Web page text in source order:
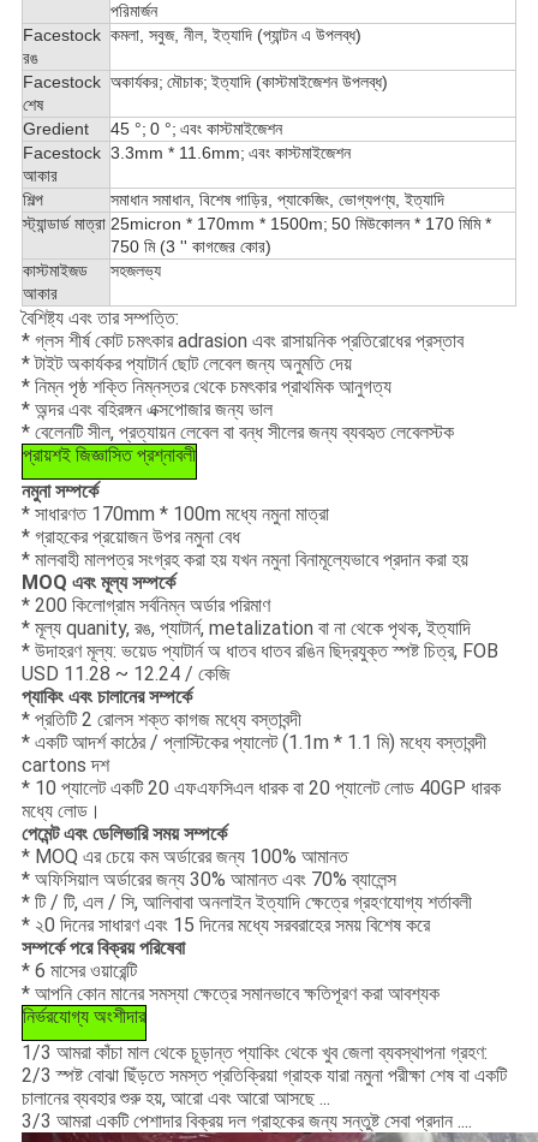
পরিমার্জন
Facestock
রঙ
কমলা, সবুজ, নীল, ইত্যাদি (প্যান্টন এ উপলব্ধ)
Facestock
শেষ
অকার্যকর; মৌচাক; ইত্যাদি (কাস্টমাইজেশন উপলব্ধ)
Gredient 45 °; 0 °; এবং কাস্টমাইজেশন
Facestock
আকার
3.3mm * 11.6mm; এবং কাস্টমাইজেশন
শিল্প
সমাধান সমাধান, বিশেষ গাড়ির, প্যাকেজিং, ভোগ্যপণ্য, ইত্যাদি
স্ট্যান্ডার্ড মাত্রা 25micron * 170mm * 1500m; 50 মিউকোলন * 170 মিমি *
750 মি (3 '' কাগজের কোর)
কাস্টমাইজড
আকার
সহজলভ্য
বৈশিষ্ট্য এবং তার সম্পত্তি:
* গ্লস শীর্ষ কোট চমৎকার adrasion এবং রাসায়নিক প্রতিরোধের প্রস্তাব
* টাইট অকার্যকর প্যাটার্ন ছোট লেবেল জন্য অনুমতি দেয়
* নিম্ন পৃষ্ঠ শক্তি নিম্নস্তর থেকে চমৎকার প্রাথমিক আনুগত্য
* অন্দর এবং বহিরঙ্গন এক্সপোজার জন্য ভাল
* বেলেনটি সীল, প্রত্যায়ন লেবেল বা বন্ধ সীলের জন্য ব্যবহৃত লেবেলস্টক
প্রায়শই জিজ্ঞাসিত প্রশ্নাবলী
নমুনা সম্পর্কে
* সাধারণত 170mm * 100m মধ্যে নমুনা মাত্রা
* গ্রাহকের প্রয়োজন উপর নমুনা বেধ
* মালবাহী মালপত্র সংগ্রহ করা হয় যখন নমুনা বিনামূল্যেভাবে প্রদান করা হয়
MOQ এবং মূল্য সম্পর্কে
* 200 কিলোগ্রাম সর্বনিম্ন অর্ডার পরিমাণ
* মূল্য quanity, রঙ, প্যাটার্ন, metalization বা না থেকে পৃথক, ইত্যাদি
* উদাহরণ মূল্য: ভয়েড প্যাটার্ন অ ধাতব ধাতব রঙিন ছিদ্রযুক্ত স্পষ্ট চিত্র, FOB
USD 11.28 ~ 12.24 / কেজি
প্যাকিং এবং চালানের সম্পর্কে
* প্রতিটি 2 রোলস শক্ত কাগজ মধ্যে বস্তাবন্দী
* একটি আদর্শ কাঠের / প্লাস্টিকের প্যালেট (1.1m * 1.1 মি) মধ্যে বস্তাবন্দী
cartons দশ
* 10 প্যালেট একটি 20 এফএফসিএল ধারক বা 20 প্যালেট লোড 40GP ধারক
মধ্যে লোড।
পেমেন্ট এবং ডেলিভারি সময় সম্পর্কে
* MOQ এর চেয়ে কম অর্ডারের জন্য 100% আমানত
* অফিসিয়াল অর্ডারের জন্য 30% আমানত এবং 70% ব্যালেন্স
* টি / টি, এল / সি, আলিবাবা অনলাইন ইত্যাদি ক্ষেত্রে গ্রহণযোগ্য শর্তাবলী
* ২0 দিনের সাধারণ এবং 15 দিনের মধ্যে সরবরাহের সময় বিশেষ করে
সম্পর্কে পরে বিক্রয় পরিষেবা
* 6 মাসের ওয়ারেন্টি
* আপনি কোন মানের সমস্যা ক্ষেত্রে সমানভাবে ক্ষতিপূরণ করা আবশ্যক
নির্ভরযোগ্য অংশীদার
1/3 আমরা কাঁচা মাল থেকে চূড়ান্ত প্যাকিং থেকে খুব জেলা ব্যবস্থাপনা গ্রহণ:
2/3 স্পষ্ট বোঝা ছিঁড়তে সমস্ত প্রতিক্রিয়া গ্রাহক যারা নমুনা পরীক্ষা শেষ বা একটি
চালানের ব্যবহার শুরু হয়, আরো এবং আরো আসছে ...
3/3 আমরা একটি পেশাদার বিক্রয় দল গ্রাহকের জন্য সন্তুষ্ট সেবা প্রদান ....